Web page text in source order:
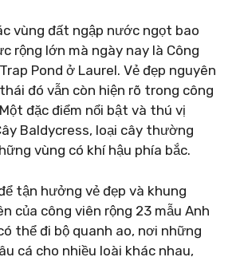
vùng đất ngập nước ngọt bao
rộng lớn mà ngày nay là Công
Pond ở Laurel. Vẻ đẹp nguyên
đó vẫn còn hiện rõ trong công
đặc điểm nổi bật và thú vị
Baldycress, loại cây thường
vùng có khí hậu phía bắc.
tận hưởng vẻ đẹp và khung
của công viên rộng 23 mẫu Anh
thể đi bộ quanh ao, nơi những
cá cho nhiều loài khác nhau,